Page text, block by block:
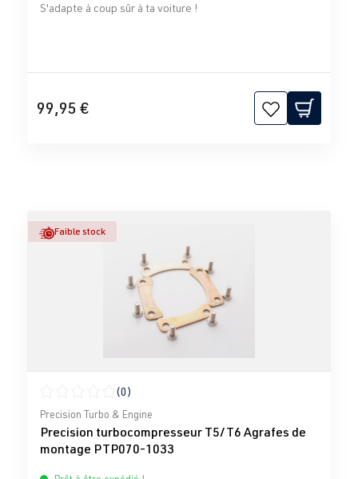
S'adapte à coup sûr à ta voiture !
99,95 €
Faible stock
Note moyenne de 0 sur 5 étoiles
(0)
Precision Turbo & Engine
Precision turbocompresseur T5/T6 Agrafes de
montage PTP070-1033